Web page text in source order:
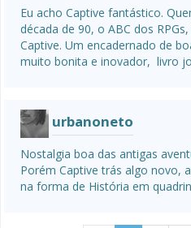
Eu acho Captive fantástico.
década de 90, o ABC dos
Captive. Um encadernado de
muito bonita e inovador,  livro
urbanoneto
Nostalgia boa das antigas
Porém Captive trás algo novo,
na forma de História em